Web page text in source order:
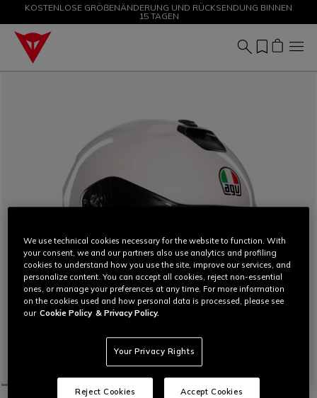
SALE BIS ZU -50 % – JETZT SHOPPEN
KOSTENLOSE GRÖßENÄNDERUNG UND RÜCKSENDUNG BINNEN
15 TAGEN
We use technical cookies necessary for the website to function. With
your consent, we and our partners also use analytics and profiling
cookies to understand how you use the site, improve our services, and
personalize content. You can accept all cookies, reject non-essential
ones, or manage your preferences at any time. For more information
on the cookies used and how personal data is processed, please see
our Cookie Policy & Privacy Policy.
Your Privacy Rights
Reject Cookies Accept Cookies